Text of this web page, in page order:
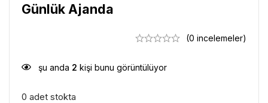
Günlük Ajanda
(0 incelemeler)
şu anda 2 kişi bunu görüntülüyor
0 adet stokta